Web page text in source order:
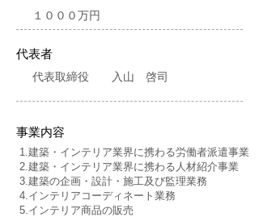
１０００万円
代表者
代表取締役 入山 啓司
事業内容
1.建築・インテリア業界に携わる労働者派遣事業
2.建築・インテリア業界に携わる人材紹介事業
3.建築の企画・設計・施工及び監理業務
4.インテリアコーディネート業務
5.インテリア商品の販売